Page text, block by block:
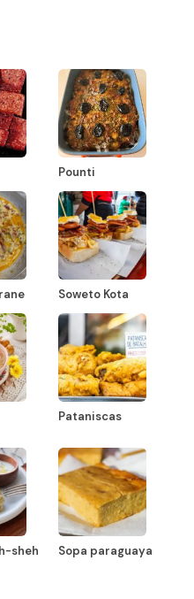
Pounti
Soweto Kota
Pataniscas
sheh Sopa paraguaya